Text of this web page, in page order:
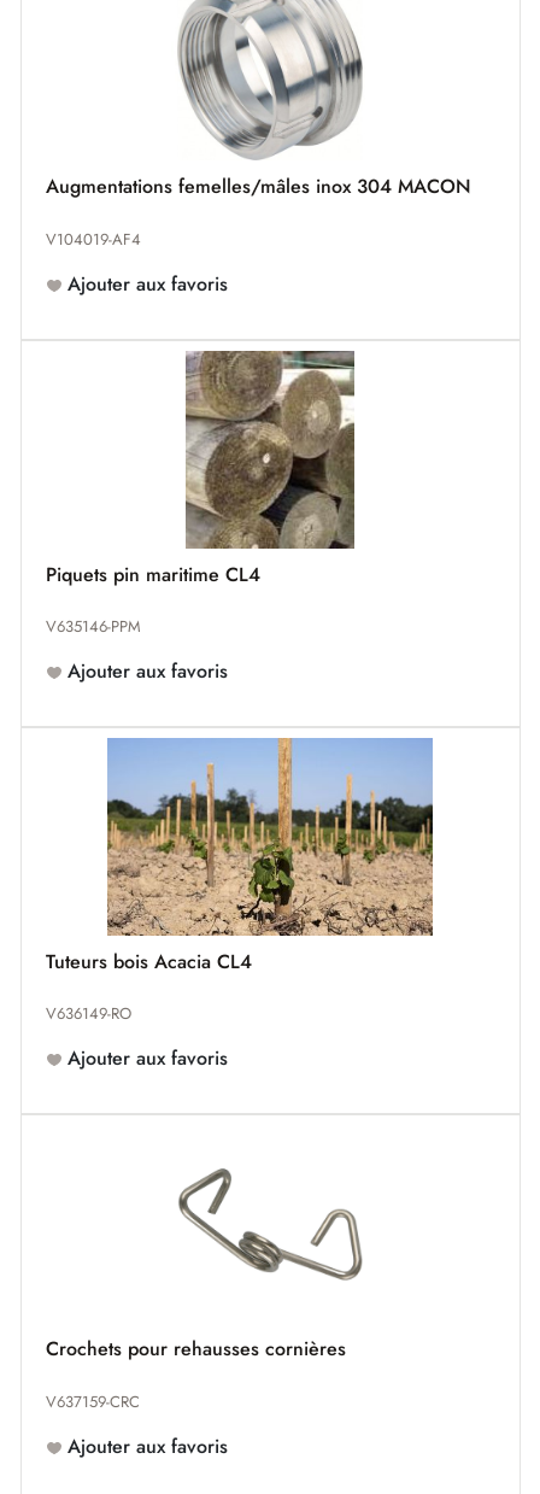
Augmentations femelles/mâles inox 304 MACON
V104019-AF4
Ajouter aux favoris
Piquets pin maritime CL4
V635146-PPM
Ajouter aux favoris
Tuteurs bois Acacia CL4
V636149-RO
Ajouter aux favoris
Crochets pour rehausses cornières
V637159-CRC
Ajouter aux favoris